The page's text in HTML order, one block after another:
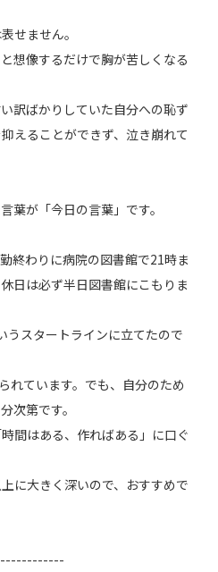
せません。
想像するだけで胸が苦しくなる
訳ばかりしていた自分への恥ず
えることができず、泣き崩れて
葉が「今日の言葉」です。
終わりに病院の図書館で21時ま
日は必ず半日図書館にこもりま
うスタートラインに立てたので
れています。でも、自分のため
次第です。
間はある、作ればある」に口ぐ
に大きく深いので、おすすめで